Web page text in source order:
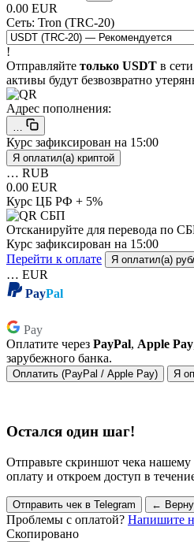
0.00 EUR
Сеть: Tron (TRC-20)
!
Отправляйте только USDT в сети
активы будут безвозвратно
Адрес пополнения:
Курс зафиксирован на 15:00
Я оплатил(а) криптой
… RUB
0.00 EUR
Курс ЦБ РФ + 5%
Отсканируйте для перевода по
Курс зафиксирован на 15:00
Перейти к оплате
Я оплатил(а)
… EUR
PayPal
Pay
Оплатите через PayPal, Apple Pay
зарубежного банка.
Оплатить (PayPal / Apple Pay) Я
Остался один шаг!
Отправьте скриншот чека
оплату и откроем доступ в
Отправить чек в Telegram ←
Проблемы с оплатой? Напишите
Скопировано